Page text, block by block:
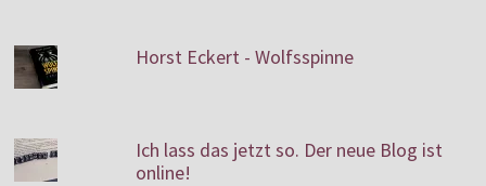
Horst Eckert - Wolfsspinne
Ich lass das jetzt so. Der neue Blog ist
online!